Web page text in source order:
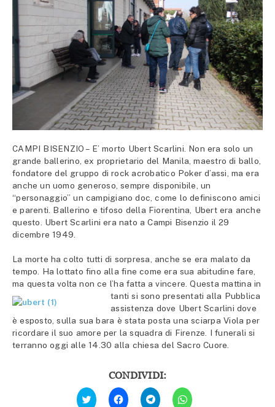
CAMPI BISENZIO – E’ morto Ubert Scarlini. Non era solo un
grande ballerino, ex proprietario del Manila, maestro di ballo,
fondatore del gruppo di rock acrobatico Poker d’assi, ma era
anche un uomo generoso, sempre disponibile, un
“personaggio” un campigiano doc, come lo definiscono amici
e parenti. Ballerino e tifoso della Fiorentina, Ubert era anche
questo. Ubert Scarlini era nato a Campi Bisenzio il 29
dicembre 1949.
La morte ha colto tutti di sorpresa, anche se era malato da
tempo. Ha lottato fino alla fine come era sua abitudine fare,
ma questa volta non ce l’ha fatta a vincere. Questa mattina in
tanti si sono presentati alla Pubblica
assistenza dove Ubert Scarlini dove
è esposto, sulla sua bara è stata posta una sciarpa Viola per
ricordare il suo amore per la squadra di Firenze. I funerali si
terranno oggi alle 14.30 alla chiesa del Sacro Cuore.
CONDIVIDI:
Fai
clic
Fai
clic
Fai
clic
Fai
clic